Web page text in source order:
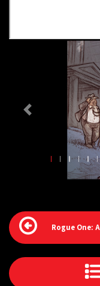
Rogue One: